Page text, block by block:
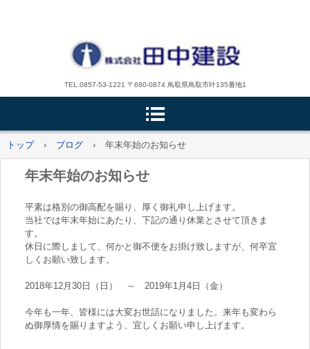
TEL.0857-53-1221 〒680-0874 鳥取県鳥取市叶135番地1
トップ › ブログ › 年末年始のお知らせ
年末年始のお知らせ
平素は格別の御高配を賜り、厚く御礼申し上げます。
当社では年末年始にあたり、下記の通り休業とさせて頂きま
す。
休日に際しまして、何かと御不便をお掛け致しますが、何卒宜
しくお願い致します。
2018年12月30日（日） ～ 2019年1月4日（金）
今年も一年、皆様には大変お世話になりました。来年も変わら
ぬ御厚情を賜りますよう、宜しくお願い申し上げます。